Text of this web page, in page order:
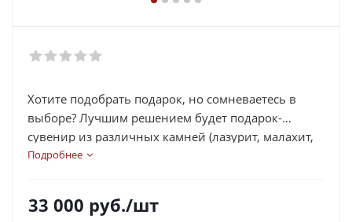
Хотите подобрать подарок, но сомневаетесь в
выборе? Лучшим решением будет подарок-
сувенир из различных камней (лазурит, малахит,
яшма, змеевик, агат, рубин, нефрит и др.) в виде
несут в себе определенную энергетическую силу,
Подробнее
33 000 руб./шт